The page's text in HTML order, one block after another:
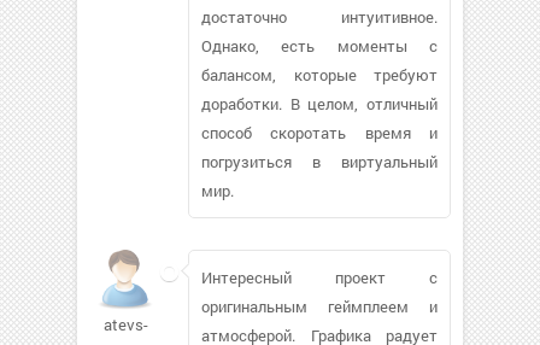
достаточно интуитивное.
Однако, есть моменты с
балансом, которые требуют
доработки. В целом, отличный
способ скоротать время и
погрузиться в виртуальный
мир.
atevs-
Интересный проект с
оригинальным геймплеем и
атмосферой. Графика радует